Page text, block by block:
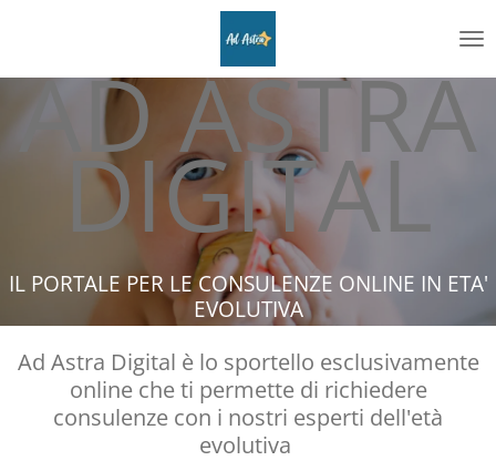
contenuto
AD ASTRA
DIGITAL
IL PORTALE PER LE CONSULENZE ONLINE IN ETA'
EVOLUTIVA
Ad Astra Digital è lo sportello esclusivamente
online che ti permette di richiedere
consulenze con i nostri esperti dell'età
evolutiva